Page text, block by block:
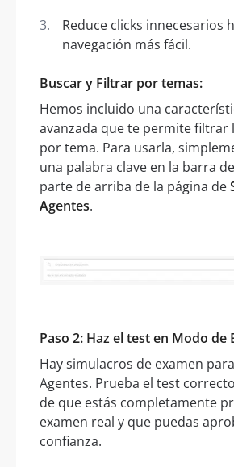
Reduce clicks innecesarios
navegación más fácil.
Buscar y Filtrar por temas:
Hemos incluido una
avanzada que te permite filtrar
por tema. Para usarla,
una palabra clave en la barra
parte de arriba de la página de
Agentes.
Paso 2: Haz el test en Modo de
Hay simulacros de examen
Agentes. Prueba el test
de que estás completamente
examen real y que puedas
confianza.